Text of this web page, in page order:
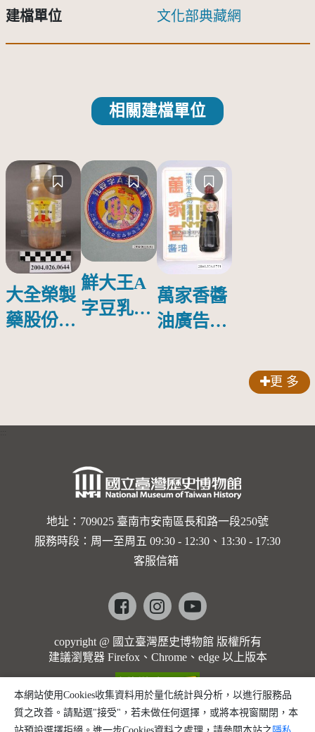
建檔單位 文化部典藏網
相關建檔單位
大全榮製
藥股份有
鮮大王A
字豆乳罐
萬家香醬
油廣告塑
更 多
地址：709025 臺南市安南區長和路一段250號
服務時段：周一至周五 09:30 - 12:30、13:30 - 17:30
客服信箱
Facebookinstagramyoutube
copyright @ 國立臺灣歷史博物館 版權所有
建議瀏覽器 Firefox、Chrome、edge 以上版本
本網站使用Cookies收集資料用於量化統計與分析，以進行服務品
質之改善。請點選"接受"，若未做任何選擇，或將本視窗關閉，本
站預設選擇拒絕。進一步Cookies資料之處理，請參閱本站之 隱私